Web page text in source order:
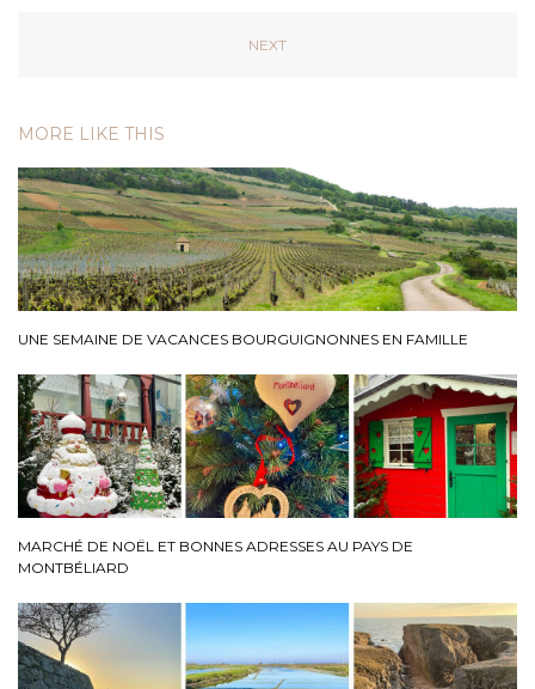
NEXT
MORE LIKE THIS
UNE SEMAINE DE VACANCES BOURGUIGNONNES EN FAMILLE
MARCHÉ DE NOËL ET BONNES ADRESSES AU PAYS DE
MONTBÉLIARD